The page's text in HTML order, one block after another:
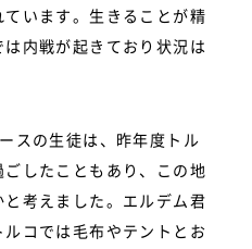
います。生きることが精
内戦が起きており状況は
スの生徒は、昨年度トル
したこともあり、この地
考えました。エルデム君
コでは毛布やテントとお